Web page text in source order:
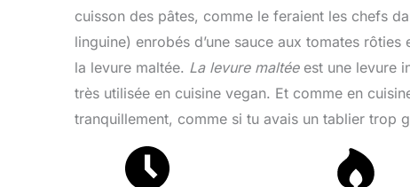
cuisson des pâtes, comme le feraient les chefs
linguine) enrobés d’une sauce aux tomates
la levure maltée. La levure maltéeest une levure
très utilisée en cuisine vegan. Et comme en
tranquillement, comme si tu avais un tablier trop